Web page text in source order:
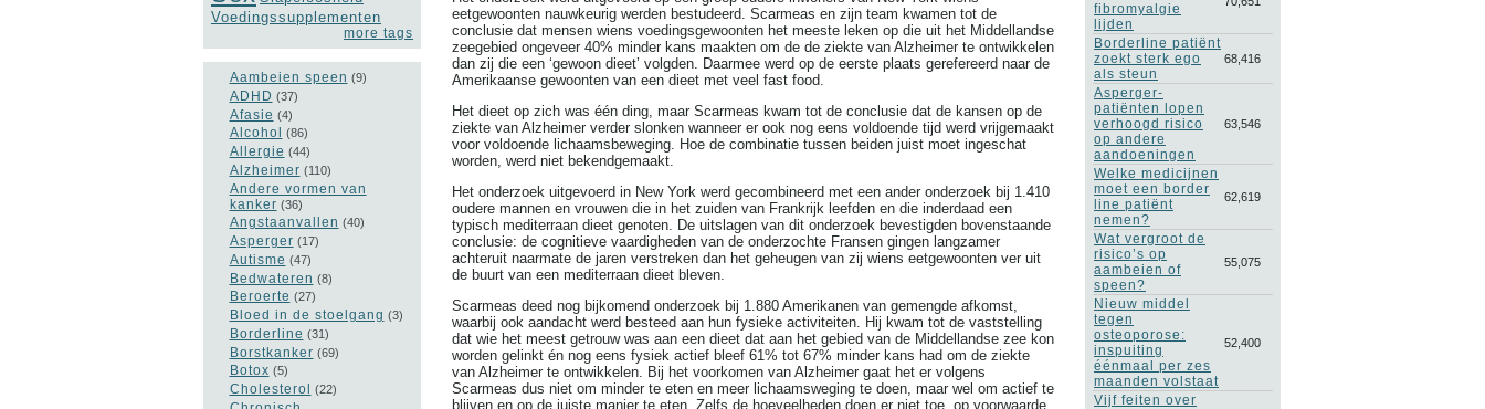
Voedingssupplementen
more tags
Aambeien speen (9)
ADHD (37)
Afasie (4)
Alcohol (86)
Allergie (44)
Alzheimer (110)
Andere vormen van
kanker (36)
Angstaanvallen (40)
Asperger (17)
Autisme (47)
Bedwateren (8)
Beroerte (27)
Bloed in de stoelgang (3)
Borderline (31)
Borstkanker (69)
Botox (5)
Cholesterol (22)
eetgewoonten nauwkeurig werden bestudeerd. Scarmeas en zijn team kwamen tot de
conclusie dat mensen wiens voedingsgewoonten het meeste leken op die uit het Middellandse
zeegebied ongeveer 40% minder kans maakten om de de ziekte van Alzheimer te ontwikkelen
dan zij die een ‘gewoon dieet’ volgden. Daarmee werd op de eerste plaats gerefereerd naar de
Amerikaanse gewoonten van een dieet met veel fast food.
Het dieet op zich was één ding, maar Scarmeas kwam tot de conclusie dat de kansen op de
ziekte van Alzheimer verder slonken wanneer er ook nog eens voldoende tijd werd vrijgemaakt
voor voldoende lichaamsbeweging. Hoe de combinatie tussen beiden juist moet ingeschat
worden, werd niet bekendgemaakt.
Het onderzoek uitgevoerd in New York werd gecombineerd met een ander onderzoek bij 1.410
oudere mannen en vrouwen die in het zuiden van Frankrijk leefden en die inderdaad een
typisch mediterraan dieet genoten. De uitslagen van dit onderzoek bevestigden bovenstaande
conclusie: de cognitieve vaardigheden van de onderzochte Fransen gingen langzamer
achteruit naarmate de jaren verstreken dan het geheugen van zij wiens eetgewoonten ver uit
de buurt van een mediterraan dieet bleven.
Scarmeas deed nog bijkomend onderzoek bij 1.880 Amerikanen van gemengde afkomst,
waarbij ook aandacht werd besteed aan hun fysieke activiteiten. Hij kwam tot de vaststelling
dat wie het meest getrouw was aan een dieet dat aan het gebied van de Middellandse zee kon
worden gelinkt én nog eens fysiek actief bleef 61% tot 67% minder kans had om de ziekte
van Alzheimer te ontwikkelen. Bij het voorkomen van Alzheimer gaat het er volgens
Scarmeas dus niet om minder te eten en meer lichaamsweging te doen, maar wel om actief te
blijven en op de juiste manier te eten. Zelfs de hoeveelheden doen er niet toe, op voorwaarde
fibromyalgie
lijden
Borderline patiënt
zoekt sterk ego
als steun
68,416
Asperger-
patiënten lopen
verhoogd risico
op andere
aandoeningen
63,546
Welke medicijnen
moet een border
line patiënt
nemen?
62,619
Wat vergroot de
risico’s op
aambeien of
speen?
55,075
Nieuw middel
tegen
osteoporose:
inspuiting
éénmaal per zes
maanden volstaat
52,400
Vijf feiten over